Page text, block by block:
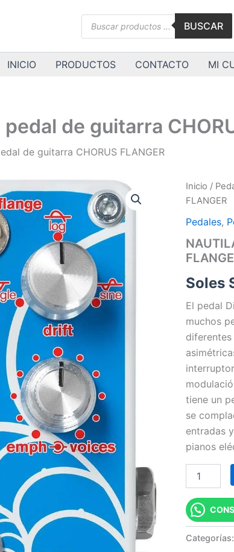
Búsqueda
BUSCAR
INICIO PRODUCTOS CONTACTO MI
de guitarra
de guitarra CHORUS FLANGER
Inicio /
FLANGER
Pedales,
Soles
El pedal
muchos
tiene un
se
entradas
pianos
NAUTILA
|
|
de
guitarra
FLANGER
Categorías: